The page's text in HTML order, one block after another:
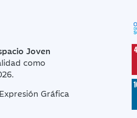
Joven
como
Gráfica